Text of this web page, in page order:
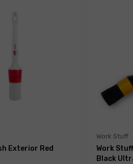
Exterior Red
Work Stuff
Work
Black